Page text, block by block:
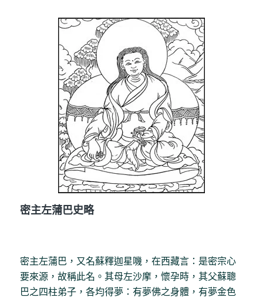
密主左蒲巴史略
密主左蒲巴，又名蘇釋迦星嘰，在西藏言：是密宗心
要來源，故稱此名。其母左沙摩，懷孕時，其父蘇聰
巴之四柱弟子，各均得夢：有夢佛之身體，有夢金色